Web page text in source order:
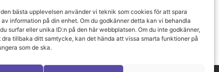
bästa upplevelsen använder vi teknik som cookies för att spara
information på din enhet. Om du godkänner detta kan vi behandla
surfar eller unika ID:n på den här webbplatsen. Om du inte godkänner,
tillbaka ditt samtycke, kan det hända att vissa smarta funktioner på
som de ska.